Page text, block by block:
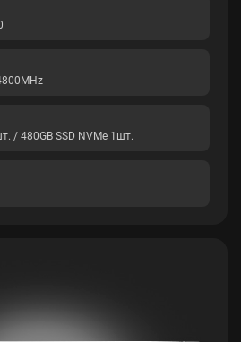
/ 480GB SSD NVMe 1шт.